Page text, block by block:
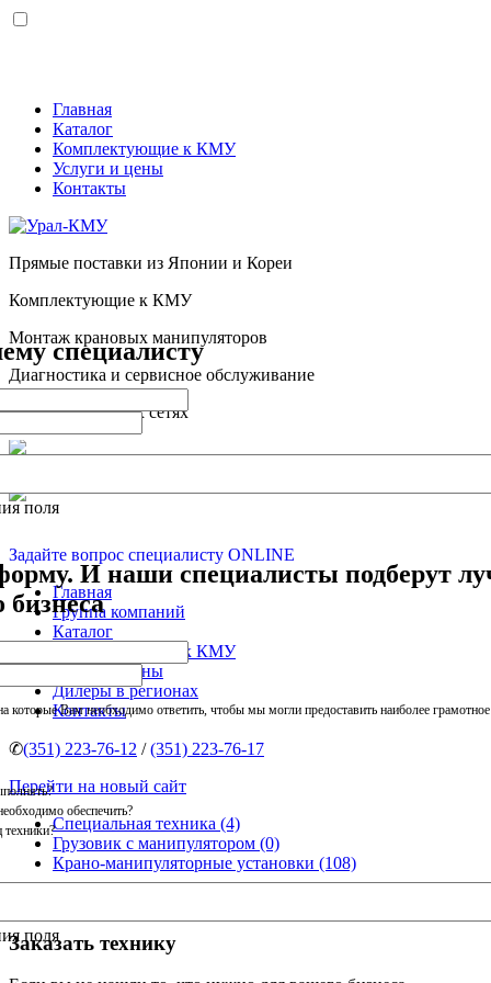
Главная
Каталог
Комплектующие к КМУ
Услуги и цены
Контакты
Прямые поставки из Японии и Кореи
Комплектующие к КМУ
Монтаж крановых манипуляторов
Диагностика и сервисное обслуживание
Мы в социальных сетях
Задайте вопрос специалисту ONLINE
Главная
Группа компаний
Каталог
Комплектующие к КМУ
Услуги и цены
Дилеры в регионах
Контакты
✆(351) 223-76-12 /(351) 223-76-17
Перейти на новый сайт
Специальная техника (4)
Грузовик с манипулятором (0)
Крано-манипуляторные установки (108)
Заказать технику
специалисту
поля
И наши специалисты подберут
которые Вам необходимо ответить, чтобы мы могли предоставить наиболее
обеспечить?
техники?
поля